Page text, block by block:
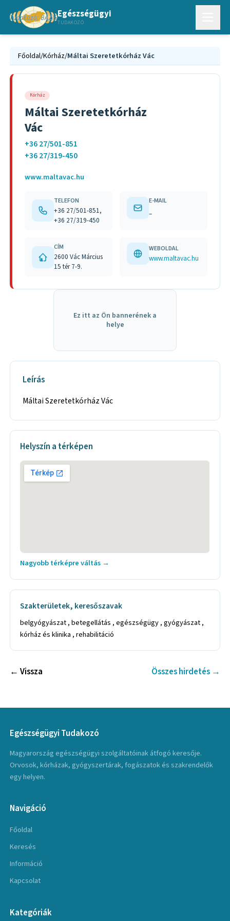
Egészségügyi
TUDAKOZÓ
Főoldal/Kórház/Máltai Szeretetkórház Vác
Kórház
Máltai Szeretetkórház
Vác
+36 27/501-851
+36 27/319-450
www.maltavac.hu
TELEFON
+36 27/501-851,
+36 27/319-450
E-MAIL
–
CÍM
2600 Vác Március
15 tér 7-9.
WEBOLDAL
www.maltavac.hu
Ez itt az Ön bannerének a
helye
Leírás
Máltai Szeretetkórház Vác
Helyszín a térképen
Nagyobb térképre váltás →
Szakterületek, keresőszavak
belgyógyászat , betegellátás , egészségügy , gyógyászat ,
kórház és klinika , rehabilitáció
← Vissza Összes hirdetés →
Egészségügyi Tudakozó
Magyarország egészségügyi szolgáltatóinak átfogó keresője.
Orvosok, kórházak, gyógyszertárak, fogászatok és szakrendelők
egy helyen.
Navigáció
Főoldal
Keresés
Információ
Kapcsolat
Kategóriák